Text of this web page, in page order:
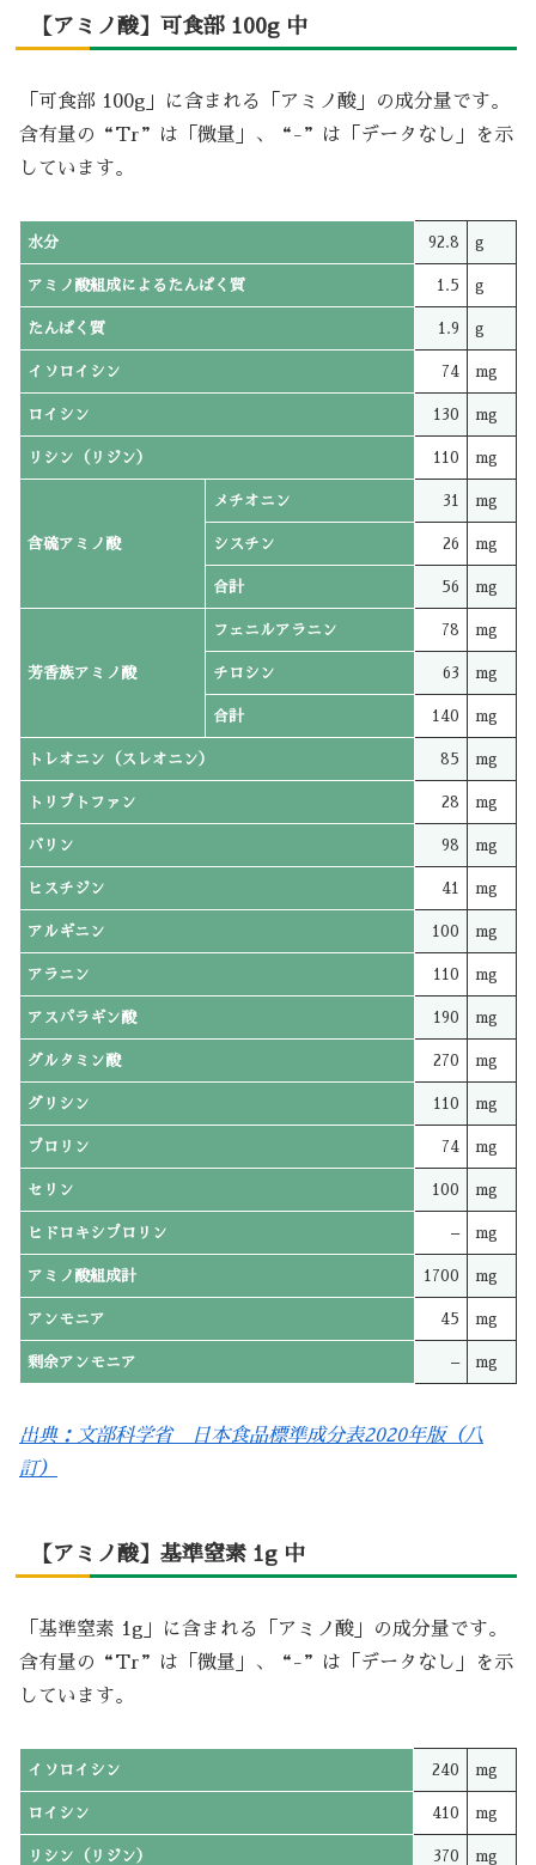
【アミノ酸】可食部 100g 中
「可食部 100g」に含まれる「アミノ酸」の成分量です。
含有量の“Tr”は「微量」、“-”は「データなし」を示
しています。
水分 92.8 g
アミノ酸組成によるたんぱく質 1.5 g
たんぱく質 1.9 g
イソロイシン 74 mg
ロイシン 130 mg
リシン（リジン） 110 mg
含硫アミノ酸
メチオニン 31 mg
シスチン 26 mg
合計 56 mg
芳香族アミノ酸
フェニルアラニン 78 mg
チロシン 63 mg
合計 140 mg
トレオニン（スレオニン） 85 mg
トリプトファン 28 mg
バリン 98 mg
ヒスチジン 41 mg
アルギニン 100 mg
アラニン 110 mg
アスパラギン酸 190 mg
グルタミン酸 270 mg
グリシン 110 mg
プロリン 74 mg
セリン 100 mg
ヒドロキシプロリン – mg
アミノ酸組成計 1700 mg
アンモニア 45 mg
剰余アンモニア – mg
出典：文部科学省 日本食品標準成分表2020年版（八
訂）
【アミノ酸】基準窒素 1g 中
「基準窒素 1g」に含まれる「アミノ酸」の成分量です。
含有量の“Tr”は「微量」、“-”は「データなし」を示
しています。
イソロイシン 240 mg
ロイシン 410 mg
リシン（リジン） 370 mg